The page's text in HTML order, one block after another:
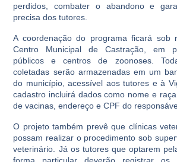
perdidos, combater o abandono e
precisa dos tutores.
A coordenação do programa ficará sob
Centro Municipal de Castração, em
públicos e centros de zoonoses.
coletadas serão armazenadas em um
do município, acessível aos tutores e à
cadastro incluirá dados como nome e
de vacinas, endereço e CPF do
O projeto também prevê que clínicas
possam realizar o procedimento sob
veterinário. Já os tutores que optarem